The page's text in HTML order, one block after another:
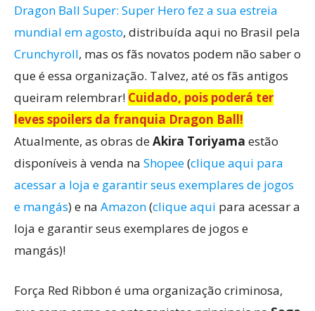
Dragon Ball Super: Super Hero fez a sua estreia
mundial em agosto, distribuída aqui no Brasil pela
Crunchyroll, mas os fãs novatos podem não saber o
que é essa organização. Talvez, até os fãs antigos
queiram relembrar! Cuidado, pois poderá ter
leves spoilers da franquia Dragon Ball!
Atualmente, as obras deAkira Toriyama estão
disponíveis à venda na Shopee(clique aqui para
acessar a loja e garantir seus exemplares de jogos
e mangás) e na Amazon(clique aqui para acessar a
loja e garantir seus exemplares de jogos e
mangás)!
Força Red Ribbon é uma organização criminosa,